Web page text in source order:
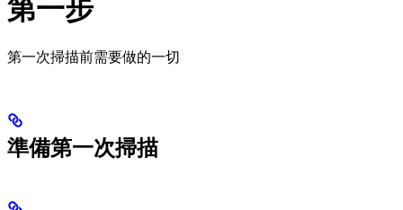
第一步
第一次掃描前需要做的一切
準備第一次掃描